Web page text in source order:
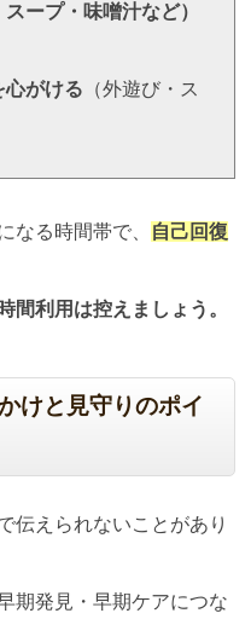
ープ・味噌汁など）
心がける （外遊び・ス
なる時間帯で、 自己回復
間利用は控えましょう。
けと見守りのポイ
伝えられないことがあり
期発見・早期ケアにつな